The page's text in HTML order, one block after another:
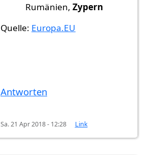
Rumänien,Zypern
Quelle: Europa.EU
Antworten
Sa. 21 Apr 2018 - 12:28 Link